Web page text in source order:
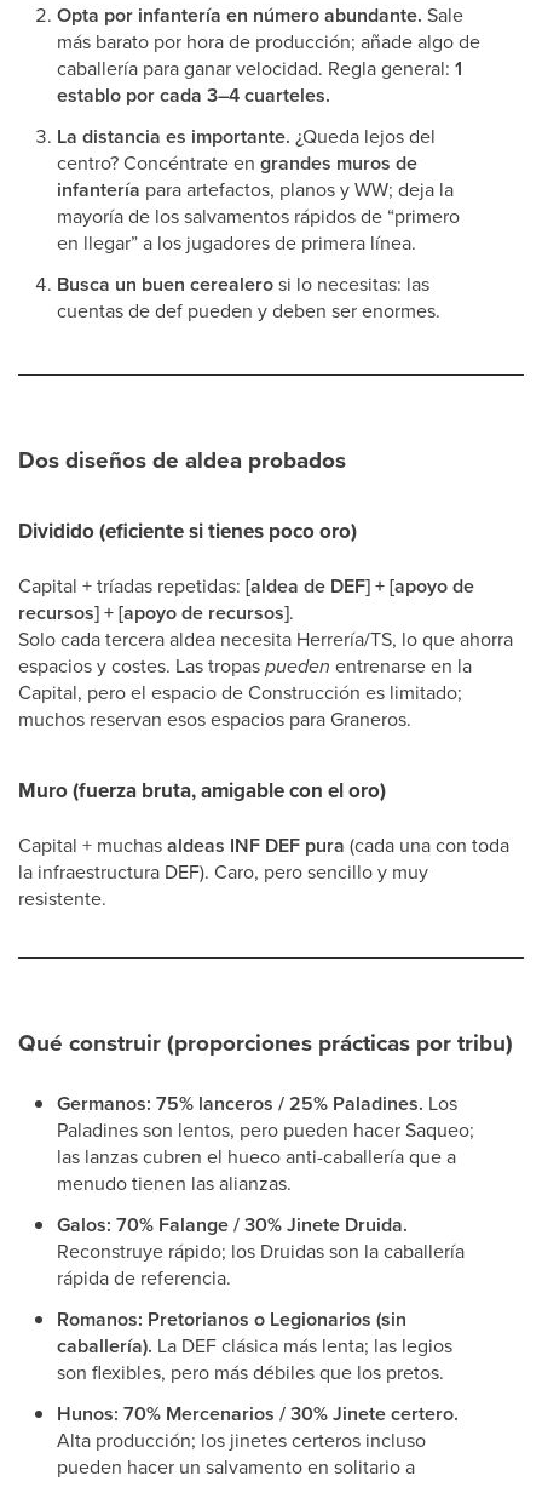
Opta por infantería en número abundante. Sale
más barato por hora de producción; añade algo de
caballería para ganar velocidad. Regla general: 1
establo por cada 3–4 cuarteles.
La distancia es importante. ¿Queda lejos del
centro? Concéntrate en grandes muros de
infantería para artefactos, planos y WW; deja la
mayoría de los salvamentos rápidos de “primero
en llegar” a los jugadores de primera línea.
Busca un buen cerealerosi lo necesitas: las
cuentas de def pueden y deben ser enormes.
Dos diseños de aldea probados
Dividido (eficiente si tienes poco oro)
Capital + tríadas repetidas: [aldea de DEF] + [apoyo de
recursos] + [apoyo de recursos].
Solo cada tercera aldea necesita Herrería/TS, lo que ahorra
espacios y costes. Las tropaspueden entrenarse en la
Capital, pero el espacio de Construcción es limitado;
muchos reservan esos espacios para Graneros.
Muro (fuerza bruta, amigable con el oro)
Capital + muchasaldeas INF DEF pura (cada una con toda
la infraestructura DEF). Caro, pero sencillo y muy
resistente.
Qué construir (proporciones prácticas por tribu)
Germanos: 75% lanceros / 25% Paladines. Los
Paladines son lentos, pero pueden hacer Saqueo;
las lanzas cubren el hueco anti-caballería que a
menudo tienen las alianzas.
Galos: 70% Falange / 30% Jinete Druida.
Reconstruye rápido; los Druidas son la caballería
rápida de referencia.
Romanos: Pretorianos o Legionarios (sin
caballería). La DEF clásica más lenta; las legios
son flexibles, pero más débiles que los pretos.
Hunos: 70% Mercenarios / 30% Jinete certero.
Alta producción; los jinetes certeros incluso
pueden hacer un salvamento en solitario a